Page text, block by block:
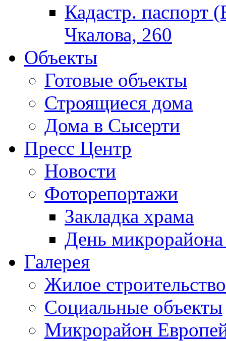
Кадастр. паспорт
Чкалова, 260
Объекты
Готовые объекты
Строящиеся дома
Дома в Сысерти
Пресс Центр
Новости
Фоторепортажи
Закладка храма
День
Галерея
Жилое строительство
Социальные объекты
Микрорайон